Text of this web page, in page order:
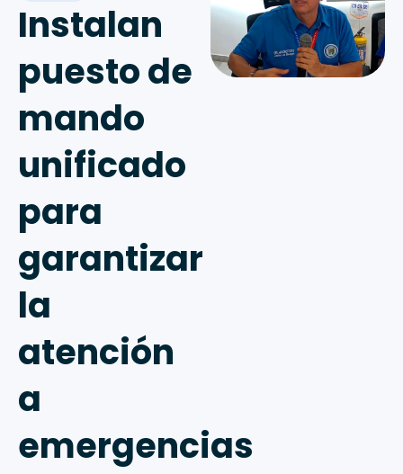
Instalan
puesto de
mando
unificado
para
garantizar
la
atención
a
emergencias